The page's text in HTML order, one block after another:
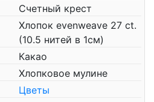
Счетный крест
Хлопок evenweave 27 ct.
(10.5 нитей в 1см)
Какао
Хлопковое мулине
Цветы